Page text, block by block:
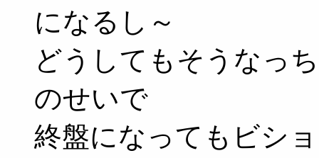
になるし～
どうしてもそうなっ
のせいで
終盤になってもビシ